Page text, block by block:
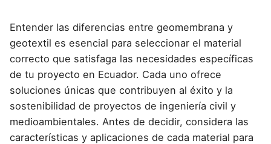
Entender las diferencias entre geomembrana y
geotextil es esencial para seleccionar el material
correcto que satisfaga las necesidades específicas
de tu proyecto en Ecuador. Cada uno ofrece
soluciones únicas que contribuyen al éxito y la
sostenibilidad de proyectos de ingeniería civil y
medioambientales. Antes de decidir, considera las
características y aplicaciones de cada material para